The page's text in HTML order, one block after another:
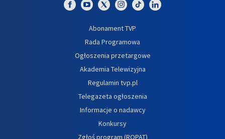
Abonament TVP
Rada Programowa
Ogłoszenia przetargowe
Akademia Telewizyjna
Regulamin tvp.pl
Telegazeta ogłoszenia
Informacje o nadawcy
Konkursy
Zgłoś program (ROPAT)